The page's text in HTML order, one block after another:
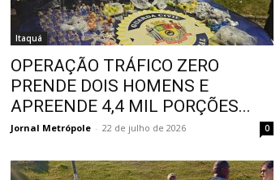
Itaquá
OPERAÇÃO TRÁFICO ZERO
PRENDE DOIS HOMENS E
APREENDE 4,4 MIL PORÇÕES...
Jornal Metrópole - 22 de julho de 2026 0